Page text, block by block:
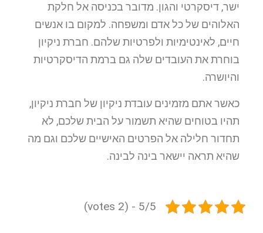
ישר, דיסקרטי והגון. מדובר בכניסה אל חלקת
האלוהים של כל אדם ומשפחה. למקום בו אנשים
חיים, לאינטימיות ולפרטיות שלהם. חברת ניקיון
בוחרת את העובדים שלה גם ברמת הדיסקרטיות
והיושרה.
כאשר אתם מזמינים עובדת ניקיון של חברת ניקיון,
תהיו בטוחים שהיא תשמור על הבית שלכם, לא
תחדור חלילה אל הפרטים האישיים שלכם וגם מה
שהיא תראה יישאר בינה לבינה.
5/5 - (2 votes)